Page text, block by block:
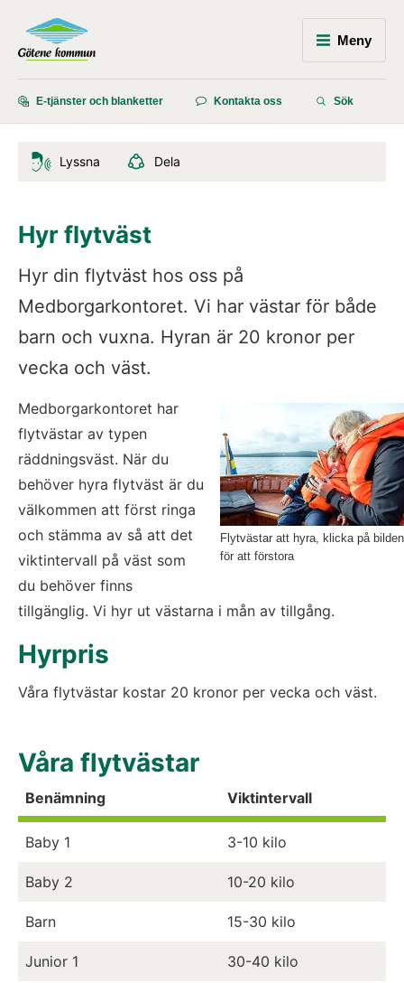
Meny
E-tjänster och blanketter Kontakta oss Sök
Lyssna Dela
Hyr flytväst
Hyr din flytväst hos oss på
Medborgarkontoret. Vi har västar för både
barn och vuxna. Hyran är 20 kronor per
vecka och väst.
Flytvästar att hyra, klicka på bilden
för att förstora
Medborgarkontoret har
flytvästar av typen
räddningsväst. När du
behöver hyra flytväst är du
välkommen att först ringa
och stämma av så att det
viktintervall på väst som
du behöver finns
tillgänglig. Vi hyr ut västarna i mån av tillgång.
Hyrpris
Våra flytvästar kostar 20 kronor per vecka och väst.
Våra flytvästar
Benämning Viktintervall
Baby 1 3-10 kilo
Baby 2 10-20 kilo
Barn 15-30 kilo
Junior 1 30-40 kilo